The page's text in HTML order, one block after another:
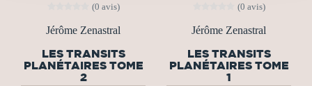
(0 avis)
Jérôme Zenastral
LES TRANSITS
PLANÉTAIRES TOME
2
(0 avis)
Jérôme Zenastral
LES TRANSITS
PLANÉTAIRES TOME
1